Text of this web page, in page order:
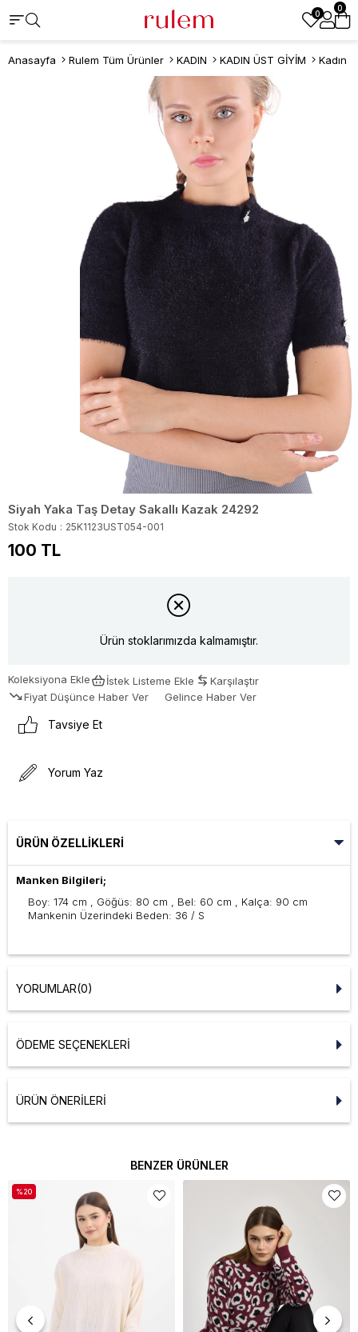
0
0
Anasayfa Rulem Tüm Ürünler KADIN KADIN ÜST GİYİM Kadın
Siyah Yaka Taş Detay Sakallı Kazak 24292
Stok Kodu 25K1123UST054-001
100 TL
Ürün stoklarımızda kalmamıştır.
Koleksiyona Ekle İstek Listeme Ekle
Karşılaştır
Fiyat Düşünce Haber Ver
Gelince Haber Ver
Tavsiye Et
Yorum Yaz
ÜRÜN ÖZELLIKLERI
Manken Bilgileri;
Boy: 174 cm , Göğüs: 80 cm , Bel: 60 cm , Kalça: 90 cm
Mankenin Üzerindeki Beden: 36 / S
YORUMLAR(0)
ÖDEME SEÇENEKLERI
ÜRÜN ÖNERILERI
BENZER ÜRÜNLER
%20